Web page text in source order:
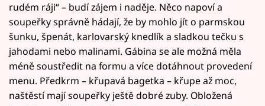
rudém ráji“ – budí zájem i naděje. Něco napoví a
soupeřky správně hádají, že by mohlo jít o parmskou
šunku, špenát, karlovarský knedlík a sladkou tečku s
jahodami nebo malinami. Gábina se ale možná měla
méně soustředit na formu a více dotáhnout provedení
menu. Předkrm – křupavá bagetka – křupe až moc,
naštěstí mají soupeřky ještě dobré zuby. Obložená